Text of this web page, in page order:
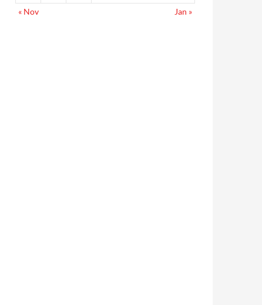
« Nov
Jan »